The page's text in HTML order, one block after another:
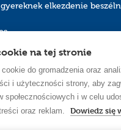
elkezdenie
na tej stronie
do gromadzenia oraz
i użyteczności strony, aby
społecznościowych i w celu
oraz reklam.
Dowiedz się